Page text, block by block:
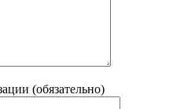
(обязательно)